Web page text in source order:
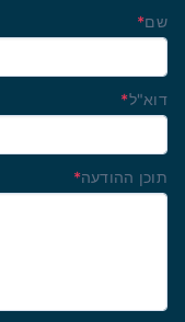
שם*
דוא"ל*
תוכן ההודעה*